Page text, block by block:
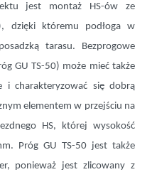
jest montaż HS-ów ze
dzięki któremu podłoga w
tarasu. Bezprogowe
GU TS-50) może mieć także
i charakteryzować się dobrą
elementem w przejściu na
HS, której wysokość
Próg GU TS-50 jest także
ponieważ jest zlicowany z